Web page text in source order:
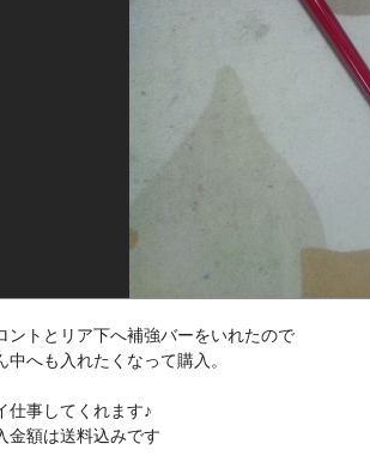
ントとリア下へ補強バーをいれたので
中へも入れたくなって購入。
仕事してくれます♪
金額は送料込みです